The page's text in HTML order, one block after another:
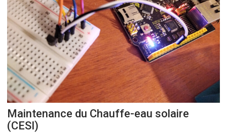
Maintenance du Chauffe-eau solaire
(CESI)